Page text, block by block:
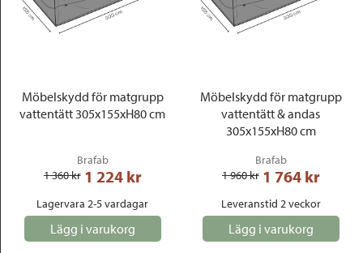
Möbelskydd för matgrupp
vattentätt 305x155xH80 cm
Brafab
1 360 kr 1 224 kr
Lagervara 2-5 vardagar
Lägg i varukorg
Möbelskydd för matgrupp
vattentätt & andas
305x155xH80 cm
Brafab
1 960 kr 1 764 kr
Leveranstid 2 veckor
Lägg i varukorg